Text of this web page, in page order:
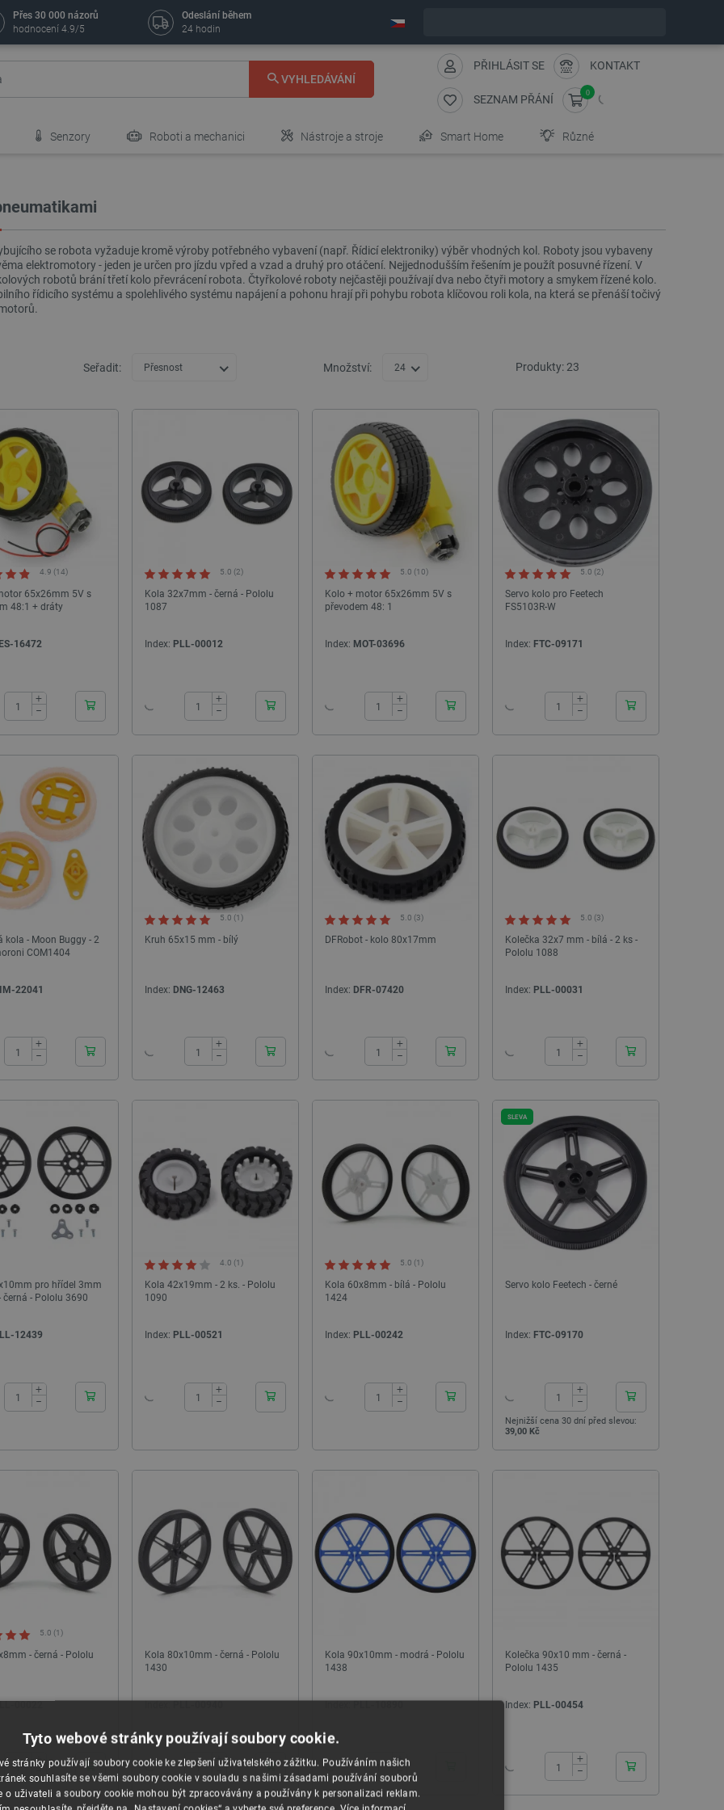
Přes 30 000 názorů
hodnocení 4.9/5
Odeslání během
24 hodin
VYHLEDÁVÁNÍ
PŘIHLÁSIT SE KONTAKT
SEZNAM PŘÁNÍ
0
Senzory Roboti a mechanici Nástroje a stroje Smart Home Různé
Industria HMI 5C - Krabice
Pi 5 a dotykový displej...
Creality Soleyin Ultra PLA filament 1,75 mm
1 kg - růžová
NOVINKA
AURAPOL PLA filament 1,75 mm 1 kg - Černá
NOVINKA
SMLIGHT SLZB-
EFR32MG24 pro
NOVINKA
se robota vyžaduje kromě výroby potřebného vybavení (např. Řídicí elektroniky) výběr vhodných kol. Roboty jsou vybaveny
elektromotory - jeden je určen pro jízdu vpřed a vzad a druhý pro otáčení. Nejjednodušším řešením je použít posuvné řízení. V
robotů brání třetí kolo převrácení robota. Čtyřkolové roboty nejčastěji používají dva nebo čtyři motory a smykem řízené kolo.
řídicího systému a spolehlivého systému napájení a pohonu hrají při pohybu robota klíčovou roli kola, na která se přenáší točivý
Seřadit: Přesnost Množství: 24 Produkty:23
65x26mm 5V s
48:1 + dráty
4.9 (14)
16472
+
−
Kola 32x7mm - černá - Pololu
1087
5.0 (2)
Index: PLL-00012
+
−
Kolo + motor 65x26mm 5V s
převodem 48: 1
5.0 (10)
Index: MOT-03696
+
−
Servo kolo pro Feetech
FS5103R-W
5.0 (2)
Index: FTC-09171
+
−
kola - Moon Buggy - 2
COM1404
22041
+
−
Kruh 65x15 mm - bílý
5.0 (1)
Index: DNG-12463
+
−
DFRobot - kolo 80x17mm
5.0 (3)
Index: DFR-07420
+
−
Kolečka 32x7 mm - bílá - 2 ks -
Pololu 1088
5.0 (3)
Index: PLL-00031
+
−
pro hřídel 3mm
černá - Pololu 3690
12439
+
−
Kola 42x19mm - 2 ks. - Pololu
1090
4.0 (1)
Index: PLL-00521
+
−
Kola 60x8mm - bílá - Pololu
1424
5.0 (1)
Index: PLL-00242
+
−
Servo kolo Feetech - černé
Index: FTC-09170
+
−
Nejnižší cena 30 dní před slevou:
39,00 Kč
SLEVA
- černá - Pololu
5.0 (1)
00022
24h
+
−
Kola 80x10mm - černá - Pololu
1430
Index:PLL-00940
24h
+
−
Kola 90x10mm - modrá - Pololu
1438
Index:PLL-10890
+
−
Kolečka 90x10 mm - černá -
Pololu 1435
Index: PLL-00454
+
−
Tyto webové stránky používají soubory cookie.
stránky používají soubory cookie ke zlepšení uživatelského zážitku. Používáním našich
souhlasíte se všemi soubory cookie v souladu s našimi zásadami používání souborů
o uživateli a soubory cookie mohou být zpracovávány a používány k personalizaci reklam.